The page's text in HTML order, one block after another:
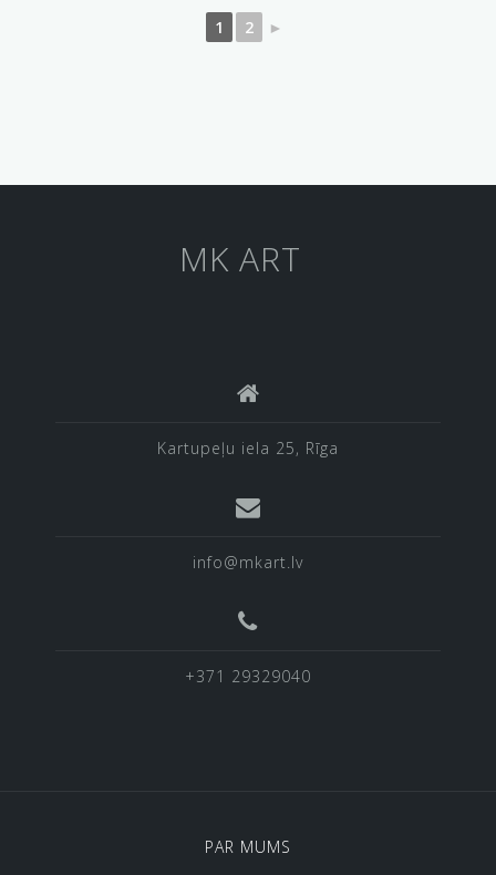
1 2 ►
MK ART
Kartupeļu iela 25, Rīga
info@mkart.lv
+371 29329040
PAR MUMS